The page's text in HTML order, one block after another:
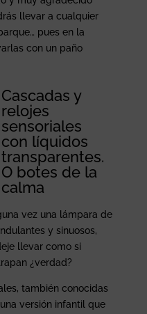
llevar a cualquier
pues en la
con un paño
Cascadas y
relojes
sensoriales
con líquidos
transparentes.
O botes de la
calma
vez una lámpara de
y sinuosos,
llevar como si
¿verdad?
también conocidas
versión infantil que